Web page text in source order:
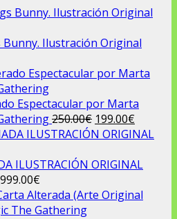
Bunny. Ilustración Original
Espectacular por Marta
250.00€ El
precio
era:
199.00€
precio
es:
ILUSTRACIÓN ORIGINAL
999.00€